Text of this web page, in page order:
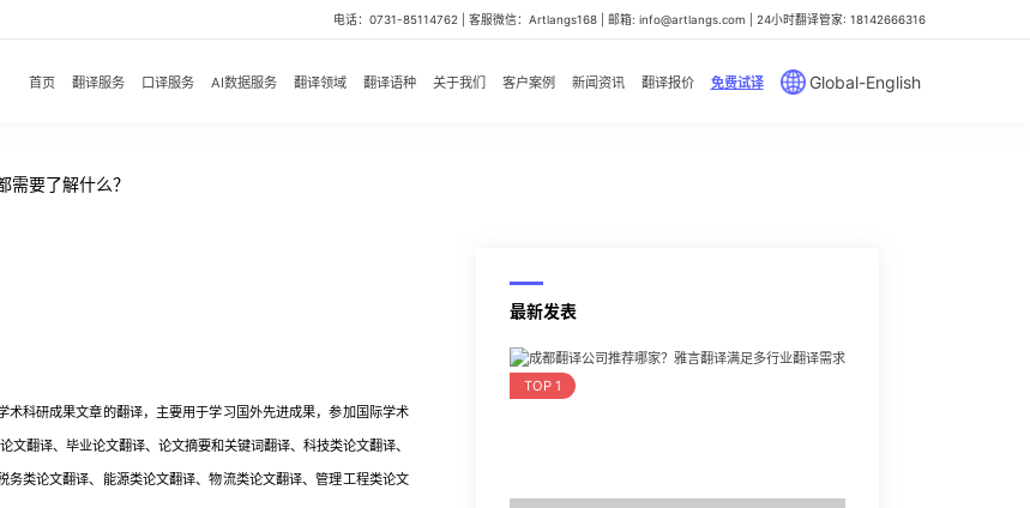
电话：0731-85114762 | 客服微信：Artlangs168 | 邮箱: info@artlangs.com | 24小时翻译管家: 18142666316
首页 翻译服务 口译服务 AI数据服务 翻译领域 翻译语种 关于我们 客户案例 新闻资讯 翻译报价 免费试译 Global-English
需要了解什么？
科研成果文章的翻译，主要用于学习国外先进成果，参加国际学术
翻译、毕业论文翻译、论文摘要和关键词翻译、科技类论文翻译、
类论文翻译、能源类论文翻译、物流类论文翻译、管理工程类论文
最新发表
TOP 1